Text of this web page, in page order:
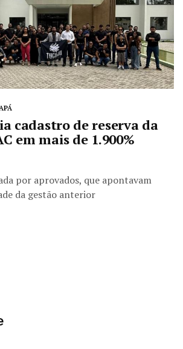
cadastro de reserva da
em mais de 1.900%
por aprovados, que apontavam
da gestão anterior